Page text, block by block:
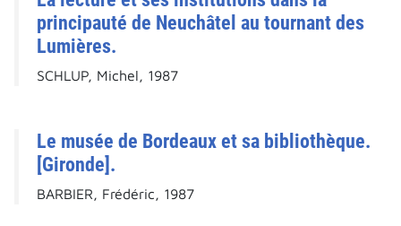
principauté de Neuchâtel au tournant des
Lumières.
SCHLUP, Michel, 1987
Le musée de Bordeaux et sa bibliothèque.
[Gironde].
BARBIER, Frédéric, 1987